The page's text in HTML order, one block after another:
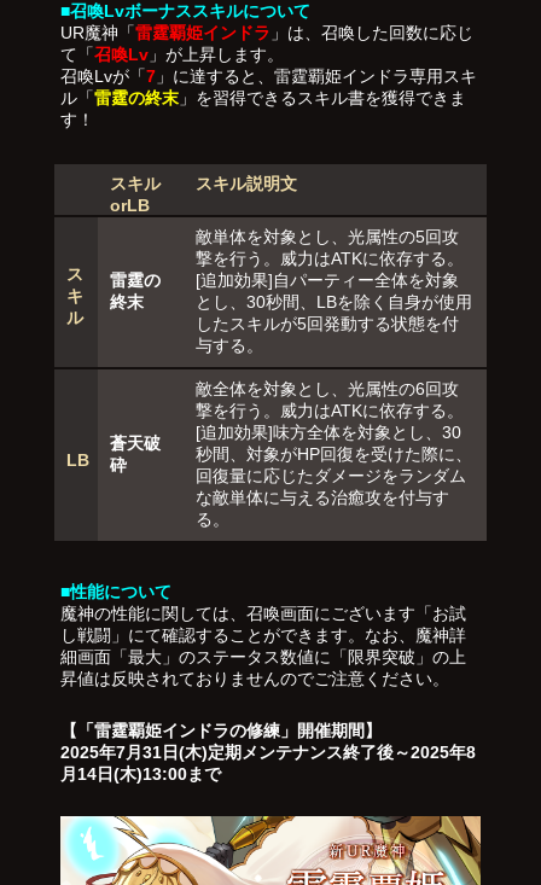
■召喚Lvボーナススキルについて
UR魔神「雷霆覇姫インドラ 」は、召喚した回数に応じ
て「召喚Lv」が上昇します。
召喚Lvが「7」に達すると、雷霆覇姫インドラ専用スキ
ル「雷霆の終末」を習得できるスキル書を獲得できま
す！
スキル
orLB
スキル説明文
ス
キ
ル
雷霆の
終末
敵単体を対象とし、光属性の5回攻
撃を行う。威力はATKに依存する。
[追加効果]自パーティー全体を対象
とし、30秒間、LBを除く自身が使用
したスキルが5回発動する状態を付
与する。
LB
蒼天破
砕
敵全体を対象とし、光属性の6回攻
撃を行う。威力はATKに依存する。
[追加効果]味方全体を対象とし、30
秒間、対象がHP回復を受けた際に、
回復量に応じたダメージをランダム
な敵単体に与える治癒攻を付与す
る。
■性能について
魔神の性能に関しては、召喚画面にございます「お試
し戦闘」にて確認することができます。なお、魔神詳
細画面「最大」のステータス数値に「限界突破」の上
昇値は反映されておりませんのでご注意ください。
【「雷霆覇姫インドラの修練」開催期間】
2025年7月31日(木)定期メンテナンス終了後～2025年8
月14日(木)13:00まで